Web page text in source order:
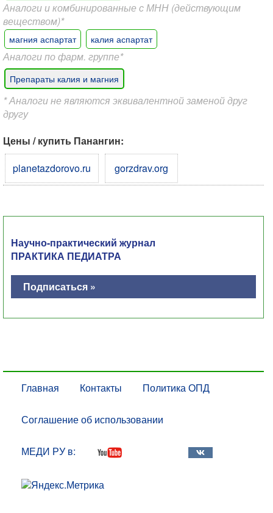
Аналоги и комбинированные с МНН (действующим
веществом)*
магния аспартат калия аспартат
Аналоги по фарм. группе*
Препараты калия и магния
* Аналоги не являются эквивалентной заменой друг
другу
Цены / купить Панангин:
planetazdorovo.ru
gorzdrav.org
Научно-практический журнал
ПРАКТИКА ПЕДИАТРА
Подписаться »
Главная Контакты Политика ОПД
Соглашение об использовании
МЕДИ РУ в: